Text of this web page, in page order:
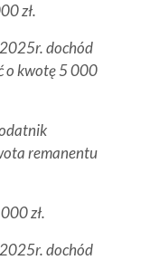
zł.
dochód
o kwotę 5 000
remanentu
zł.
dochód